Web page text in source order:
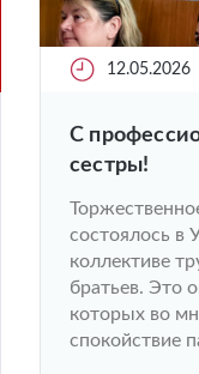
12.05.2026
С
сестры!
состоялось в
коллективе
братьев. Это
которых во
спокойствие